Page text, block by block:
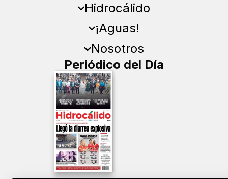
Hidrocálido
¡Aguas!
Nosotros
Periódico del Día